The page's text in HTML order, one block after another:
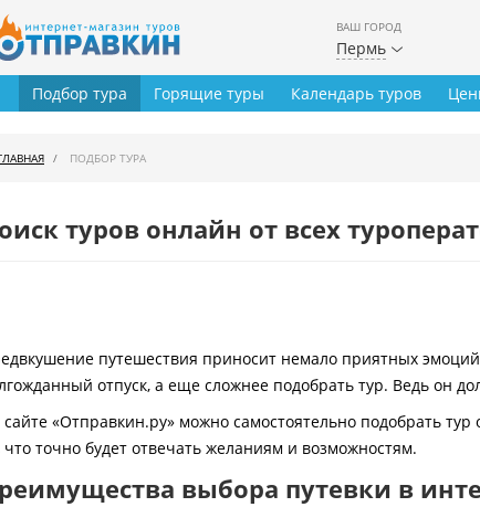
ВАШ ГОРОД
Пермь
Подбор тура Горящие туры Календарь туров
ПОДБОР ТУРА
туров онлайн от всех
путешествия приносит немало приятных
отпуск, а еще сложнее подобрать тур. Ведь он
сайте «Отправкин.ру» можно самостоятельно подобрать
что точно будет отвечать желаниям и возможностям.
выбора путевки в